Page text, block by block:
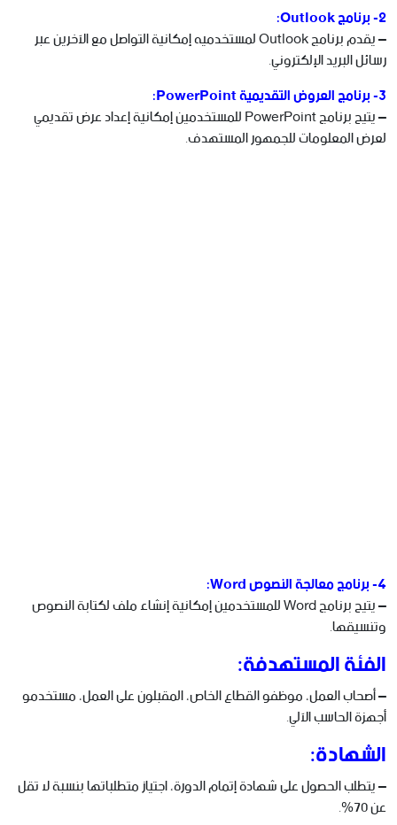
2- برنامج Outlook:
– يقدم برنامج Outlook لمستخدميه إمكانية التواصل مع الآخرين عبر
رسائل البريد الإلكتروني.
3- برنامج العروض التقديمية PowerPoint:
– يتيح برنامج PowerPoint للمستخدمين إمكانية إعداد عرض تقديمي
لعرض المعلومات للجمهور المستهدف.
4- برنامج معالجة النصوص Word:
– يتيح برنامج Word للمستخدمين إمكانية إنشاء ملف لكتابة النصوص
وتنسيقها.
الفئة المستهدفة:
– أصحاب العمل، موظفو القطاع الخاص، المقبلون على العمل، مستخدمو
أجهزة الحاسب الآلي.
الشهادة:
– يتطلب الحصول على شهادة إتمام الدورة، اجتياز متطلباتها بنسبة لا تقل
عن 70%.